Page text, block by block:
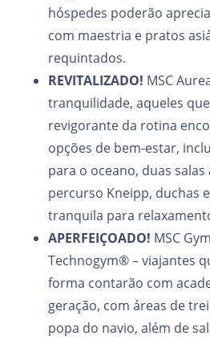
hóspedes poderão
com maestria e pratos
requintados.
REVITALIZADO! MSC
tranquilidade, aqueles
revigorante da rotina
opções de bem‑estar,
para o oceano, duas salas
percurso Kneipp, duchas
tranquila para
APERFEIÇOADO! MSC
Technogym® – viajantes
forma contarão com
geração, com áreas de
popa do navio, além de